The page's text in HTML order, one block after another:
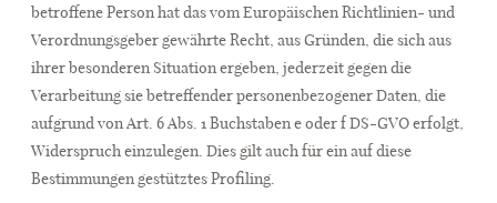
betroffene Person hat das vom Europäischen Richtlinien- und
Verordnungsgeber gewährte Recht, aus Gründen, die sich aus
ihrer besonderen Situation ergeben, jederzeit gegen die
Verarbeitung sie betreffender personenbezogener Daten, die
aufgrund von Art. 6 Abs. 1 Buchstaben e oder f DS-GVO erfolgt,
Widerspruch einzulegen. Dies gilt auch für ein auf diese
Bestimmungen gestütztes Profiling.